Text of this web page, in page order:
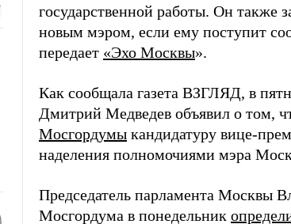
государственной работы. Он также
новым мэром, если ему поступит
передает «Эхо Москвы».
Как сообщала газета ВЗГЛЯД, в
Дмитрий Медведев объявил о том,
Мосгордумы кандидатуру вице-
наделения полномочиями мэра
Председатель парламента Москвы
Мосгордума в понедельник